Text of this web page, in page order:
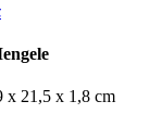
x 21,5 x 1,8 cm